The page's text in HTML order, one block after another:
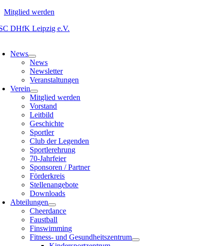
Mitglied werden
Zum
News
News
Newsletter
Veranstaltungen
Verein
Mitglied werden
Vorstand
Leitbild
Geschichte
Sportler
Club der Legenden
Sportlerehrung
70-Jahrfeier
Sponsoren / Partner
Förderkreis
Stellenangebote
Downloads
Abteilungen
Cheerdance
Faustball
Finswimming
Fitness- und Gesundheitszentrum